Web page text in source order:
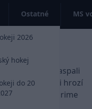
2026
hokej
do 20
Ostatné MS